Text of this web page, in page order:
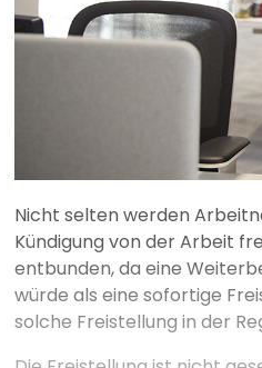
Nicht selten werden
Kündigung von der Arbeit
entbunden, da eine
würde als eine sofortige
solche Freistellung in der